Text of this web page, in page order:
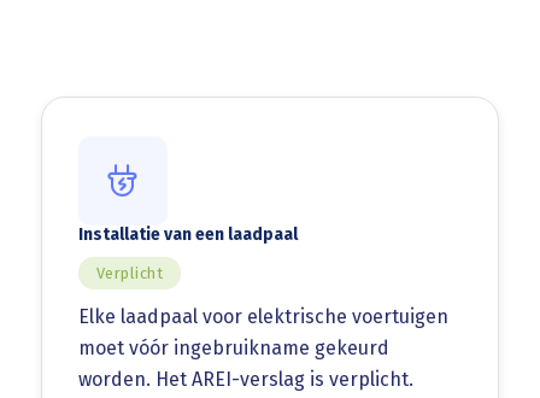
Installatie van een laadpaal
Verplicht
Elke laadpaal voor elektrische voertuigen
moet vóór ingebruikname gekeurd
worden. Het AREI-verslag is verplicht.